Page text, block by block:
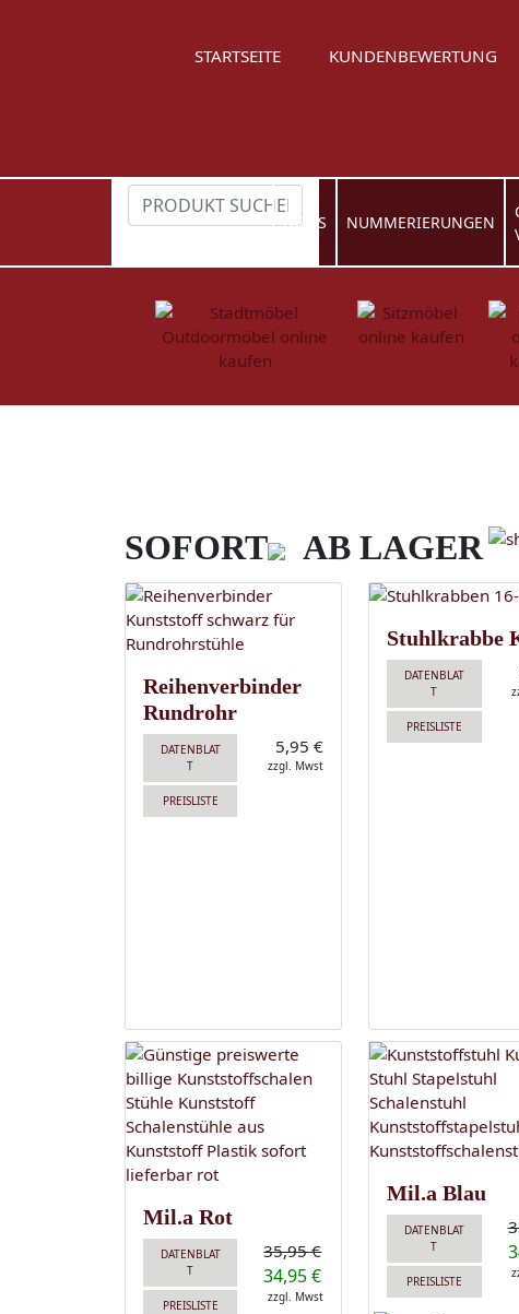
STARTSEITE KUNDENBEWERTUNG
NEWS NUMMERIERUNGEN
SOFORT AB LAGER
Reihenverbinder
Rundrohr
DATENBLAT
T
PREISLISTE
5,95 €
zzgl. Mwst
Stuhlkrabbe
DATENBLAT
T
PREISLISTE
Mil.a Rot
DATENBLAT
T
PREISLISTE
35,95 €
34,95 €
zzgl. Mwst
Mil.a Blau
DATENBLAT
T
PREISLISTE